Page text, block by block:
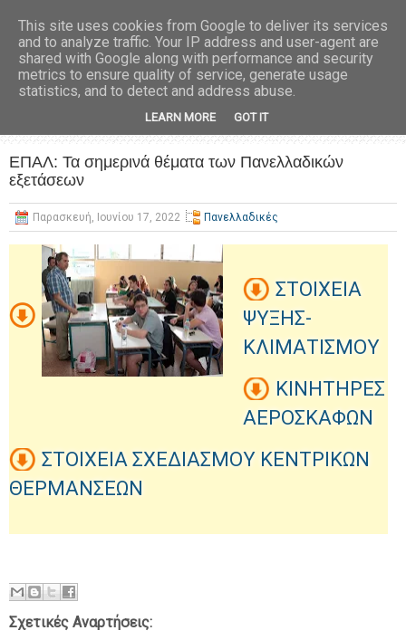
ΕΠΑΛ: Τα σημερινά θέματα των Πανελλαδικών
εξετάσεων
Παρασκευή, Ιουνίου 17, 2022 Πανελλαδικές
ΣΤΟΙΧΕΙΑ
ΨΥΞΗΣ-
ΚΛΙΜΑΤΙΣΜΟΥ
ΚΙΝΗΤΗΡΕΣ
ΑΕΡΟΣΚΑΦΩΝ
ΣΤΟΙΧΕΙΑ ΣΧΕΔΙΑΣΜΟΥ ΚΕΝΤΡΙΚΩΝ
ΘΕΡΜΑΝΣΕΩΝ
Σχετικές Αναρτήσεις:
This site uses cookies from Google to deliver its services
and to analyze traffic. Your IP address and user-agent are
shared with Google along with performance and security
metrics to ensure quality of service, generate usage
statistics, and to detect and address abuse.
LEARN MORE GOT IT